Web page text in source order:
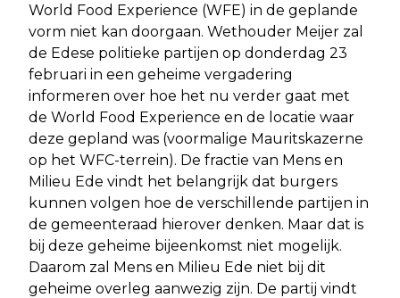
World Food Experience (WFE) in de geplande
vorm niet kan doorgaan. Wethouder Meijer zal
de Edese politieke partijen op donderdag 23
februari in een geheime vergadering
informeren over hoe het nu verder gaat met
de World Food Experience en de locatie waar
deze gepland was (voormalige Mauritskazerne
op het WFC-terrein). De fractie van Mens en
Milieu Ede vindt het belangrijk dat burgers
kunnen volgen hoe de verschillende partijen in
de gemeenteraad hierover denken. Maar dat is
bij deze geheime bijeenkomst niet mogelijk.
Daarom zal Mens en Milieu Ede niet bij dit
geheime overleg aanwezig zijn. De partij vindt